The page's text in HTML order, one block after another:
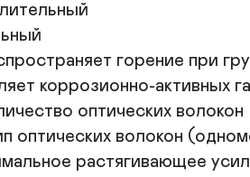
горение при
коррозионно-активных
оптических волокон
оптических волокон
растягивающее